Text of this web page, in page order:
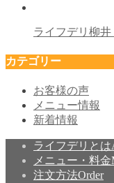
ライフデリ柳
カテゴリー
お客様の声
メニュー情報
新着情報
ライフデリとは
メニュー・料金
注文方法Order